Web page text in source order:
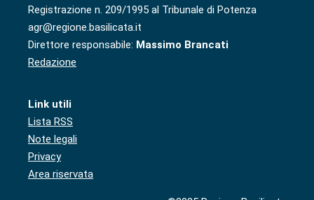
Registrazione n. 209/1995 al Tribunale di Potenza
agr@regione.basilicata.it
Direttore responsabile: Massimo Brancati
Redazione
Link utili
Lista RSS
Note legali
Privacy
Area riservata